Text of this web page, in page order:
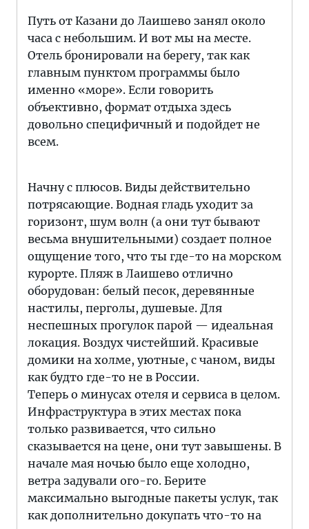
Путь от Казани до Лаишево занял около
часа с небольшим. И вот мы на месте.
Отель бронировали на берегу, так как
главным пунктом программы было
именно «море». Если говорить
объективно, формат отдыха здесь
довольно специфичный и подойдет не
всем.
Начну с плюсов. Виды действительно
потрясающие. Водная гладь уходит за
горизонт, шум волн (а они тут бывают
весьма внушительными) создает полное
ощущение того, что ты где-то на морском
курорте. Пляж в Лаишево отлично
оборудован: белый песок, деревянные
настилы, перголы, душевые. Для
неспешных прогулок парой — идеальная
локация. Воздух чистейший. Красивые
домики на холме, уютные, с чаном, виды
как будто где-то не в России.
Теперь о минусах отеля и сервиса в целом.
Инфраструктура в этих местах пока
только развивается, что сильно
сказывается на цене, они тут завышены. В
начале мая ночью было еще холодно,
ветра задували ого-го. Берите
максимально выгодные пакеты услук, так
как дополнительно докупать что-то на